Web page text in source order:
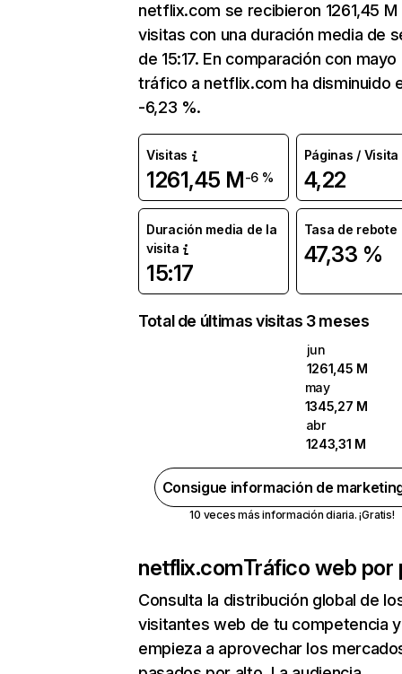
netflix.com se recibieron 1261,45 M
visitas con una duración media de
de 15:17. En comparación con mayo
tráfico a netflix.com ha disminuido
-6,23 %.
Visitas
1261,45 M-6 %
Páginas / Visita
4,22
Duración media de la
visita
15:17
Tasa de rebote
47,33 %
Total de últimas visitas 3 meses
jun
1261,45 M
may
1345,27 M
abr
1243,31 M
Consigue información de
10 veces más información diaria. ¡Gratis!
netflix.comTráfico web por
Consulta la distribución global de
visitantes web de tu competencia y
empieza a aprovechar los